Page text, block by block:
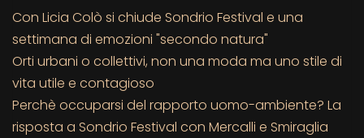
Con Licia Colò si chiude Sondrio Festival e una
settimana di emozioni "secondo natura"
Orti urbani o collettivi, non una moda ma uno stile di
vita utile e contagioso
Perchè occuparsi del rapporto uomo-ambiente? La
risposta a Sondrio Festival con Mercalli e Smiraglia